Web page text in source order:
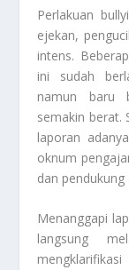
Perlakuan
ejekan,
intens.
ini sudah
namun baru
semakin berat.
laporan
oknum
dan pendukung
Menanggapi
langsung